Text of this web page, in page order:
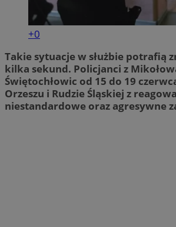
+0
Takie sytuacje w służbie potrafią
kilka sekund. Policjanci z
Świętochłowic od 15 do 19
Orzeszu i Rudzie Śląskiej z
niestandardowe oraz agresywne